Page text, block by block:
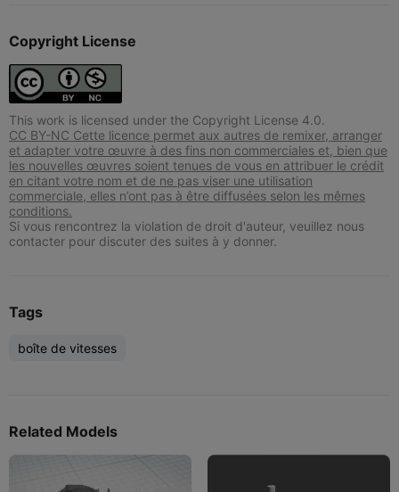
Copyright License
This work is licensed under the Copyright License 4.0.
CC BY-NC Cette licence permet aux autres de remixer, arranger
et adapter votre œuvre à des fins non commerciales et, bien que
les nouvelles œuvres soient tenues de vous en attribuer le crédit
en citant votre nom et de ne pas viser une utilisation
commerciale, elles n’ont pas à être diffusées selon les mêmes
conditions.
Si vous rencontrez la violation de droit d'auteur, veuillez nous
contacter pour discuter des suites à y donner.
Tags
boîte de vitesses
Related Models